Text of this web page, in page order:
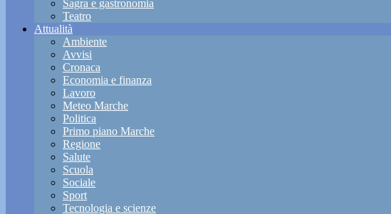
Sagra e gastronomia
Teatro
Attualità
Ambiente
Avvisi
Cronaca
Economia e finanza
Lavoro
Meteo Marche
Politica
Primo piano Marche
Regione
Salute
Scuola
Sociale
Sport
Tecnologia e scienze